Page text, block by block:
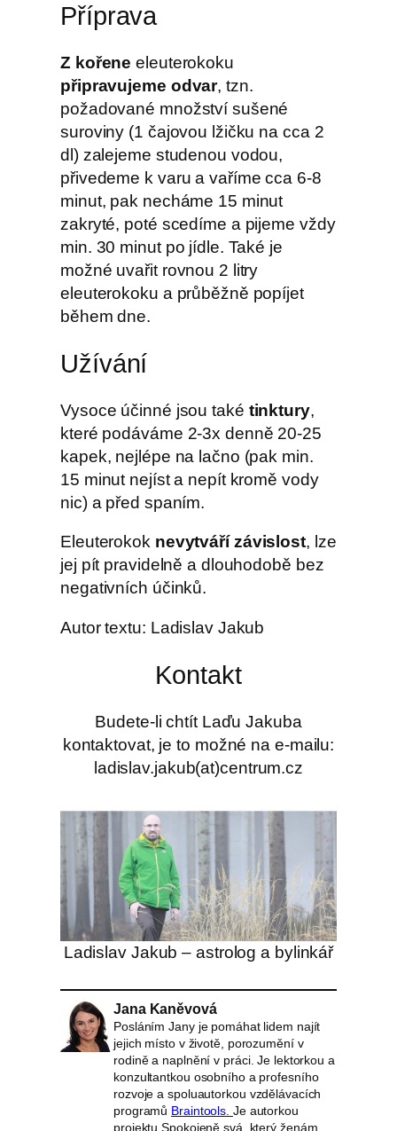
Příprava
Z kořene eleuterokoku
připravujeme odvar, tzn.
požadované množství sušené
suroviny (1 čajovou lžičku na cca 2
dl) zalejeme studenou vodou,
přivedeme k varu a vaříme cca 6-8
minut, pak necháme 15 minut
zakryté, poté scedíme a pijeme vždy
min. 30 minut po jídle. Také je
možné uvařit rovnou 2 litry
eleuterokoku a průběžně popíjet
během dne.
Užívání
Vysoce účinné jsou také tinktury,
které podáváme 2-3x denně 20-25
kapek, nejlépe na lačno (pak min.
15 minut nejíst a nepít kromě vody
nic) a před spaním.
Eleuterokok nevytváří závislost, lze
jej pít pravidelně a dlouhodobě bez
negativních účinků.
Autor textu: Ladislav Jakub
Kontakt
Budete-li chtít Laďu Jakuba
kontaktovat, je to možné na e-mailu:
ladislav.jakub(at)centrum.cz
Ladislav Jakub – astrolog a bylinkář
Jana Kaněvová
Posláním Jany je pomáhat lidem najít
jejich místo v životě, porozumění v
rodině a naplnění v práci. Je lektorkou a
konzultantkou osobního a profesního
rozvoje a spoluautorkou vzdělávacích
programů Braintools. Je autorkou
projektu Spokojeně svá, který ženám